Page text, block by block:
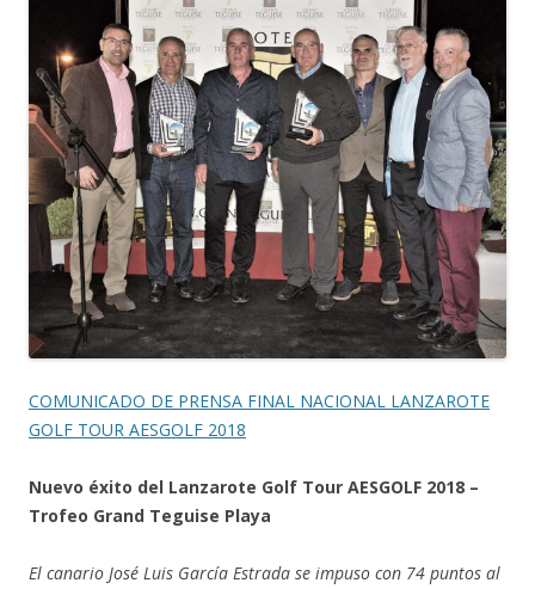
COMUNICADO DE PRENSA FINAL NACIONAL LANZAROTE
GOLF TOUR AESGOLF 2018
Nuevo éxito del Lanzarote Golf Tour AESGOLF 2018 –
Trofeo Grand Teguise Playa
El canario José Luis García Estrada se impuso con 74 puntos al